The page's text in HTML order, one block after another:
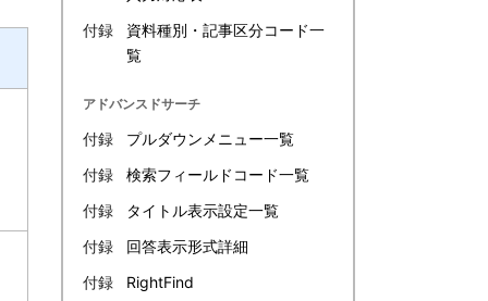
付録
資料種別・記事区分コード一
覧
アドバンスドサーチ
付録
プルダウンメニュー一覧
付録
検索フィールドコード一覧
付録
タイトル表示設定一覧
付録
回答表示形式詳細
付録
RightFind